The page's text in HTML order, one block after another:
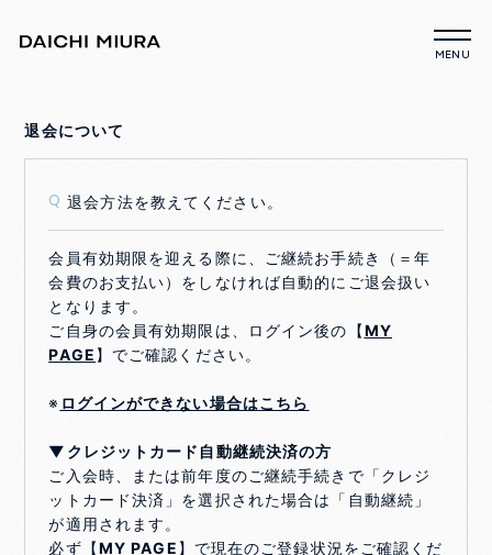
退会について
Q 退会方法を教えてください。
会員有効期限を迎える際に、ご継続お手続き（＝年
会費のお支払い）をしなければ自動的にご退会扱い
となります。
ご自身の会員有効期限は、ログイン後の【MY
PAGE 】でご確認ください。
※ ログインができない場合はこちら
▼クレジットカード自動継続決済の方
ご入会時、または前年度のご継続手続きで「クレジ
ットカード決済」を選択された場合は「自動継続」
が適用されます。
必ず【MY PAGE 】で現在のご登録状況をご確認くだ